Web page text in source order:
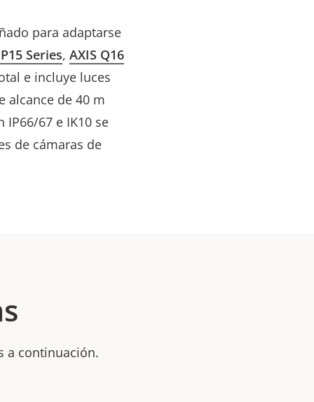
para adaptarse
Series, AXIS Q16
e incluye luces
alcance de 40 m
67 e IK10 se
de cámaras de
a continuación.